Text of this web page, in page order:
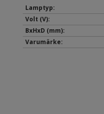
Lamptyp:
Volt (V):
BxHxD (mm):
Varumärke: